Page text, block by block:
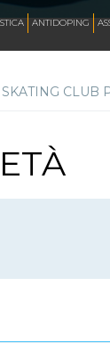
ANTIDOPING
SKATING CLUB